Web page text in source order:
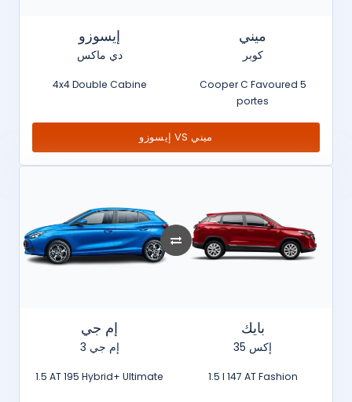
إيسوزو
دي ماكس
4x4 Double Cabine
ميني
كوبر
Cooper C Favoured 5
portes
إيسوزو VS ميني
إم جي
إم جي 3
1.5 AT 195 Hybrid+ Ultimate
بايك
إكس 35
1.5 l 147 AT Fashion